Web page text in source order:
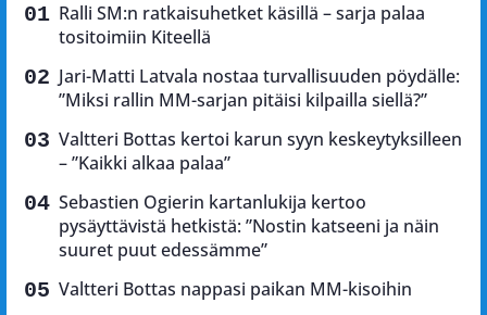
Ralli SM:n ratkaisuhetket käsillä – sarja palaa
tositoimiin Kiteellä
Jari-Matti Latvala nostaa turvallisuuden pöydälle:
”Miksi rallin MM-sarjan pitäisi kilpailla siellä?”
Valtteri Bottas kertoi karun syyn keskeytyksilleen
– ”Kaikki alkaa palaa”
Sebastien Ogierin kartanlukija kertoo
pysäyttävistä hetkistä: ”Nostin katseeni ja näin
suuret puut edessämme”
Valtteri Bottas nappasi paikan MM-kisoihin